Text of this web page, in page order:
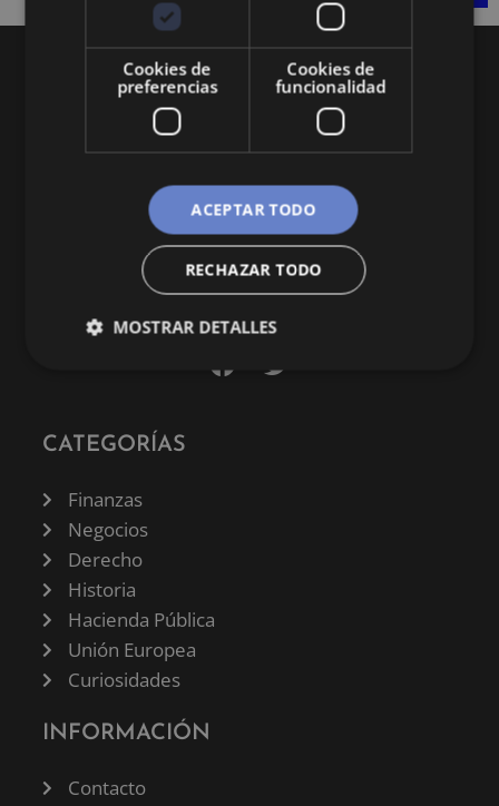
Queremos mantenerte al día en temas de
economía, finanzas, negocios, derecho, historia
y curiosidades sobre todo lo relacionado con la
economía y empresa.
CATEGORÍAS
Finanzas
Negocios
Derecho
Historia
Hacienda Pública
Unión Europea
Curiosidades
INFORMACIÓN
Contacto
Cookies de
preferencias
Cookies de
funcionalidad
ACEPTAR TODO
RECHAZAR TODO
MOSTRAR DETALLES